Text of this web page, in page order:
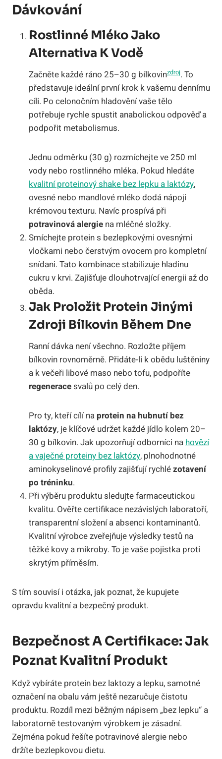
Dávkování
Rostlinné Mléko Jako
Alternativa K Vodě
Začněte každé ráno 25–30 g bílkovinzdroj. To
představuje ideální první krok k vašemu dennímu
cíli. Po celonočním hladovění vaše tělo
potřebuje rychle spustit anabolickou odpověď a
podpořit metabolismus.
Jednu odměrku (30 g) rozmíchejte ve 250 ml
vody nebo rostlinného mléka. Pokud hledáte
kvalitní proteinový shake bez lepku a laktózy,
ovesné nebo mandlové mléko dodá nápoji
krémovou texturu. Navíc prospívá při
potravinová alergie na mléčné složky.
Smíchejte protein s bezlepkovými ovesnými
vločkami nebo čerstvým ovocem pro kompletní
snídani. Tato kombinace stabilizuje hladinu
cukru v krvi. Zajišťuje dlouhotrvající energii až do
oběda.
Jak Proložit Protein Jinými
Zdroji Bílkovin Během Dne
Ranní dávka není všechno. Rozložte příjem
bílkovin rovnoměrně. Přidáte-li k obědu luštěniny
a k večeři libové maso nebo tofu, podpoříte
regeneracesvalů po celý den.
Pro ty, kteří cílí na protein na hubnutí bez
laktózy, je klíčové udržet každé jídlo kolem 20–
30 g bílkovin. Jak upozorňují odborníci nahovězí
a vaječné proteiny bez laktózy, plnohodnotné
aminokyselinové profily zajišťují rychlézotavení
po tréninku.
Při výběru produktu sledujte farmaceutickou
kvalitu. Ověřte certifikace nezávislých laboratoří,
transparentní složení a absenci kontaminantů.
Kvalitní výrobce zveřejňuje výsledky testů na
těžké kovy a mikroby. To je vaše pojistka proti
skrytým příměsím.
S tím souvisí i otázka, jak poznat, že kupujete
opravdu kvalitní a bezpečný produkt.
Bezpečnost A Certifikace: Jak
Poznat Kvalitní Produkt
Když vybíráte protein bez laktozy a lepku, samotné
označení na obalu vám ještě nezaručuje čistotu
produktu. Rozdíl mezi běžným nápisem „bez lepku“ a
laboratorně testovaným výrobkem je zásadní.
Zejména pokud řešíte potravinové alergie nebo
držíte bezlepkovou dietu.